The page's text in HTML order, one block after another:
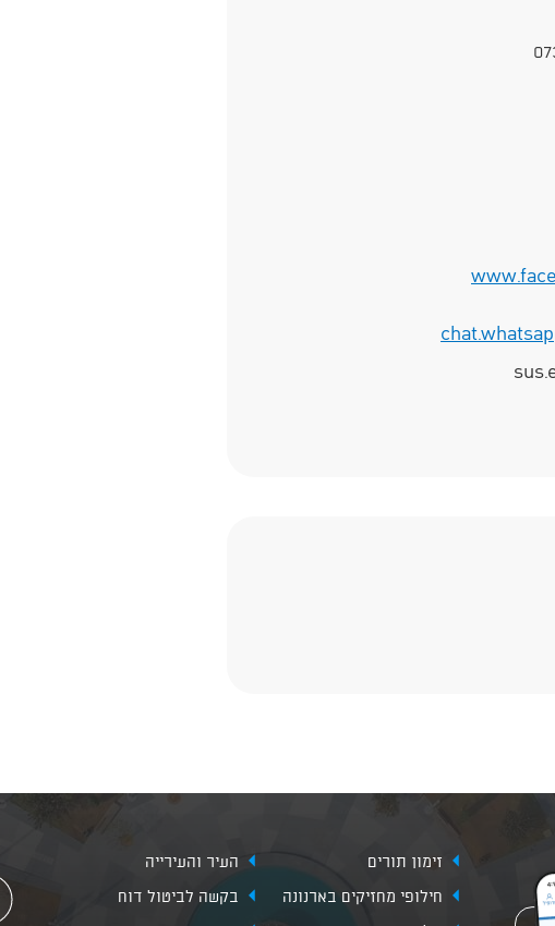
זימון תורים
העיר והעירייה
חילופי מחזיקים בארנונה
בקשה לביטול דוח